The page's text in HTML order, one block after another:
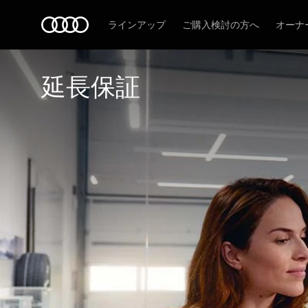
ラインアップ ご購入検討の方へ オーナ
延長保証